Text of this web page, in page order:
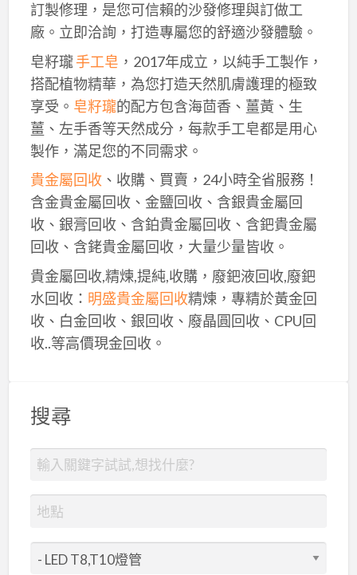
訂製修理，是您可信賴的沙發修理與訂做工
廠。立即洽詢，打造專屬您的舒適沙發體驗。
皂籽瓏手工皂 ，2017年成立，以純手工製作，
搭配植物精華，為您打造天然肌膚護理的極致
享受。 皂籽瓏的配方包含海茴香、薑黃、生
薑、左手香等天然成分，每款手工皂都是用心
製作，滿足您的不同需求。
貴金屬回收、收購、買賣，24小時全省服務！
含金貴金屬回收、金鹽回收、含銀貴金屬回
收、銀膏回收、含鉑貴金屬回收、含鈀貴金屬
回收、含銠貴金屬回收，大量少量皆收。
貴金屬回收,精煉,提純,收購，廢鈀液回收,廢鈀
水回收： 明盛貴金屬回收精煉，專精於黃金回
收、白金回收、銀回收、廢晶圓回收、CPU回
收..等高價現金回收。
搜尋